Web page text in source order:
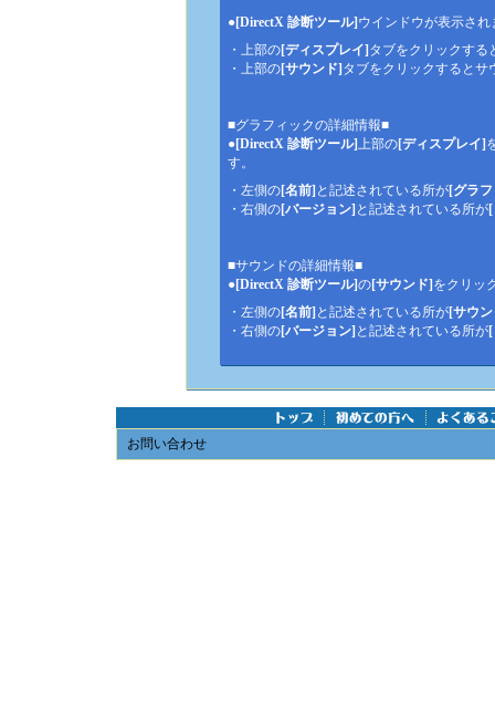
●[DirectX 診断ツール] ウインドウが表示され
・上部の[ディスプレイ] タブをクリックする
・上部の[サウンド] タブをクリックするとサ
■グラフィックの詳細情報■
●[DirectX 診断ツール]上部の[ディスプレイ]
す。
・左側の[名前] と記述されている所が[グラ
・右側の[バージョン] と記述されている所が
■サウンドの詳細情報■
●[DirectX 診断ツール]の[サウンド] をクリッ
・左側の[名前] と記述されている所が[サウ
・右側の[バージョン] と記述されている所が
お問い合わせ